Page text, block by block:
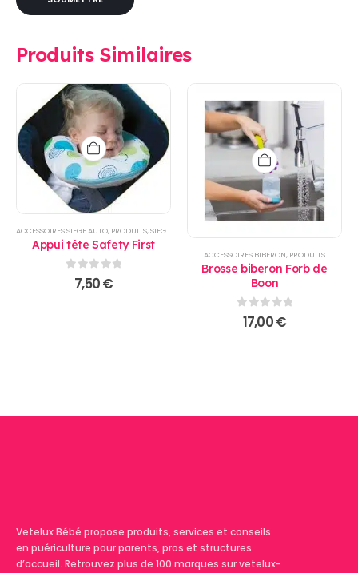
Produits Similaires
ACCESSOIRES SIEGE AUTO, PRODUITS,SIEGE AUTO
Appui tête Safety First
sur 5
7,50€
ACCESSOIRES BIBERON, PRODUITS
Brosse biberon Forb de
Boon
0sur 5
17,00€
Vetelux Bébé propose produits, services et conseils
en puériculture pour parents, pros et structures
d’accueil. Retrouvez plus de 100 marques sur vetelux-